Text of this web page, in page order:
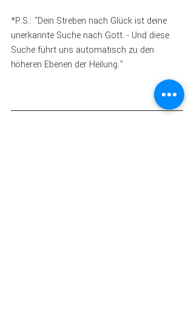
*P.S.: "Dein Streben nach Glück ist deine
unerkannte Suche nach Gott. - Und diese
Suche führt uns automatisch zu den
höheren Ebenen der Heilung."